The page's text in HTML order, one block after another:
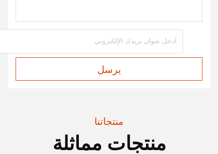
يرسل
منتجاتنا
منتجات مماثلة